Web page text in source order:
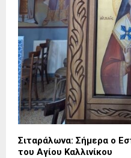
Σιταράλωνα: Σήμερα ο
του Αγίου Καλλινίκου